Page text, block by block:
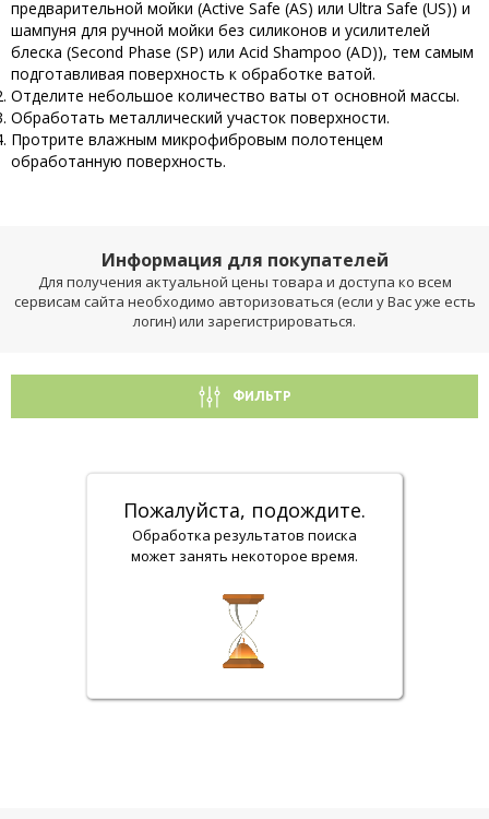
предварительной мойки (Active Safe (AS) или Ultra Safe (US)) и
шампуня для ручной мойки без силиконов и усилителей
блеска (Second Phase (SP) или Acid Shampoo (AD)), тем самым
подготавливая поверхность к обработке ватой.
Отделите небольшое количество ваты от основной массы.
Обработать металлический участок поверхности.
Протрите влажным микрофибровым полотенцем
обработанную поверхность.
Информация для покупателей
Для получения актуальной цены товара и доступа ко всем
сервисам сайта необходимо авторизоваться (если у Вас уже есть
логин) или зарегистрироваться.
ФИЛЬТР
Пожалуйста, подождите.
Обработка результатов поиска
может занять некоторое время.